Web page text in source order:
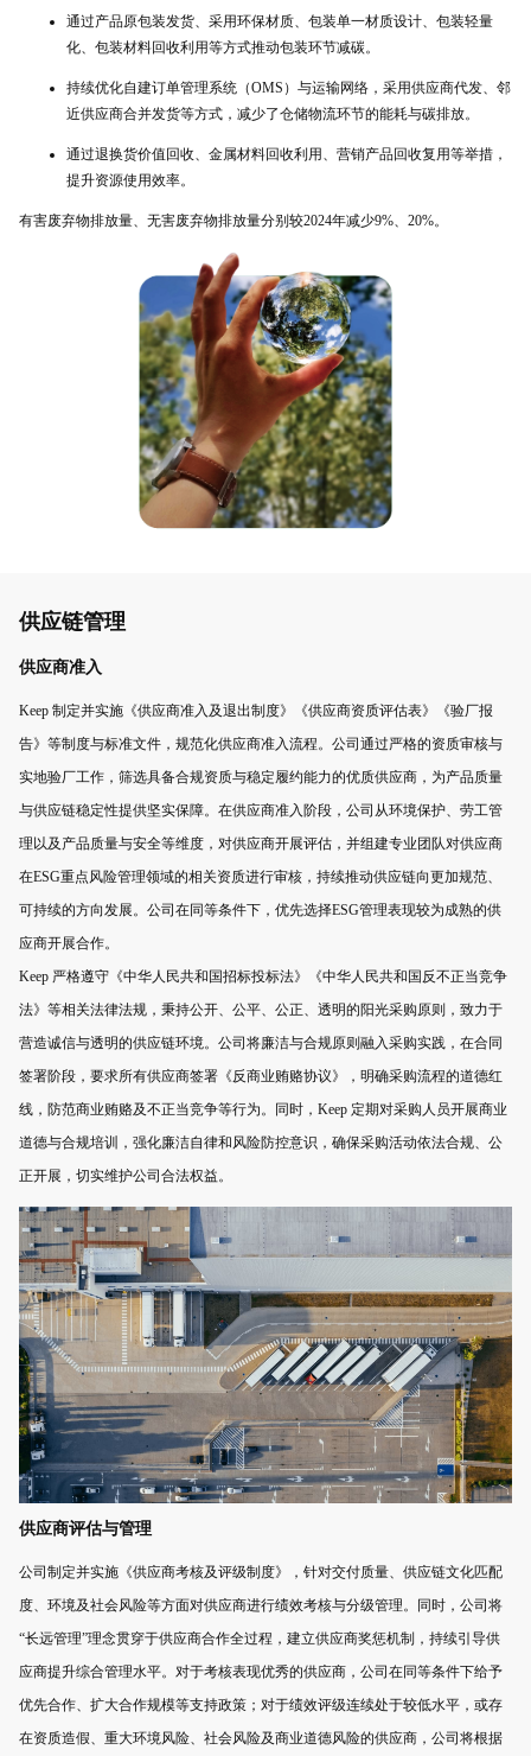
通过产品原包装发货、采用环保材质、包装单一材质设计、包装轻量
化、包装材料回收利用等方式推动包装环节减碳。
持续优化自建订单管理系统（OMS）与运输网络，采用供应商代发、邻
近供应商合并发货等方式，减少了仓储物流环节的能耗与碳排放。
通过退换货价值回收、金属材料回收利用、营销产品回收复用等举措，
提升资源使用效率。
有害废弃物排放量、无害废弃物排放量分别较2024年减少9%、20%。
供应链管理
供应商准入
Keep 制定并实施《供应商准入及退出制度》《供应商资质评估表》《验厂报
告》等制度与标准文件，规范化供应商准入流程。公司通过严格的资质审核与
实地验厂工作，筛选具备合规资质与稳定履约能力的优质供应商，为产品质量
与供应链稳定性提供坚实保障。在供应商准入阶段，公司从环境保护、劳工管
理以及产品质量与安全等维度，对供应商开展评估，并组建专业团队对供应商
在ESG重点风险管理领域的相关资质进行审核，持续推动供应链向更加规范、
可持续的方向发展。公司在同等条件下，优先选择ESG管理表现较为成熟的供
应商开展合作。
Keep 严格遵守《中华人民共和国招标投标法》《中华人民共和国反不正当竞争
法》等相关法律法规，秉持公开、公平、公正、透明的阳光采购原则，致力于
营造诚信与透明的供应链环境。公司将廉洁与合规原则融入采购实践，在合同
签署阶段，要求所有供应商签署《反商业贿赂协议》，明确采购流程的道德红
线，防范商业贿赂及不正当竞争等行为。同时，Keep 定期对采购人员开展商业
道德与合规培训，强化廉洁自律和风险防控意识，确保采购活动依法合规、公
正开展，切实维护公司合法权益。
供应商评估与管理
公司制定并实施《供应商考核及评级制度》，针对交付质量、供应链文化匹配
度、环境及社会风险等方面对供应商进行绩效考核与分级管理。同时，公司将
“长远管理”理念贯穿于供应商合作全过程，建立供应商奖惩机制，持续引导供
应商提升综合管理水平。对于考核表现优秀的供应商，公司在同等条件下给予
优先合作、扩大合作规模等支持政策；对于绩效评级连续处于较低水平，或存
在资质造假、重大环境风险、社会风险及商业道德风险的供应商，公司将根据